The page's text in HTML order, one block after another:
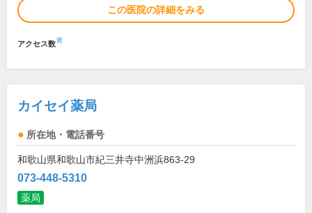
この医院の詳細をみる
アクセス数※
カイセイ薬局
所在地・電話番号
和歌山県和歌山市紀三井寺中洲浜863-29
073-448-5310
薬局